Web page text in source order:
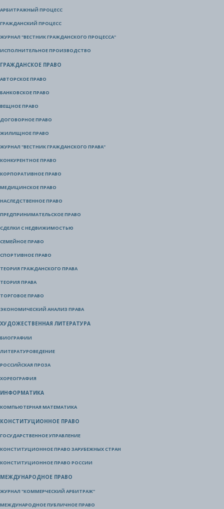
АРБИТРАЖНЫЙ ПРОЦЕСС
ГРАЖДАНСКИЙ ПРОЦЕСС
ЖУРНАЛ "ВЕСТНИК ГРАЖДАНСКОГО ПРОЦЕССА"
ИСПОЛНИТЕЛЬНОЕ ПРОИЗВОДСТВО
ГРАЖДАНСКОЕ ПРАВО
АВТОРСКОЕ ПРАВО
БАНКОВСКОЕ ПРАВО
ВЕЩНОЕ ПРАВО
ДОГОВОРНОЕ ПРАВО
ЖИЛИЩНОЕ ПРАВО
ЖУРНАЛ "ВЕСТНИК ГРАЖДАНСКОГО ПРАВА"
КОНКУРЕНТНОЕ ПРАВО
КОРПОРАТИВНОЕ ПРАВО
МЕДИЦИНСКОЕ ПРАВО
НАСЛЕДСТВЕННОЕ ПРАВО
ПРЕДПРИНИМАТЕЛЬСКОЕ ПРАВО
СДЕЛКИ С НЕДВИЖИМОСТЬЮ
СЕМЕЙНОЕ ПРАВО
СПОРТИВНОЕ ПРАВО
ТЕОРИЯ ГРАЖДАНСКОГО ПРАВА
ТЕОРИЯ ПРАВА
ТОРГОВОЕ ПРАВО
ЭКОНОМИЧЕСКИЙ АНАЛИЗ ПРАВА
ХУДОЖЕСТВЕННАЯ ЛИТЕРАТУРА
БИОГРАФИИ
ЛИТЕРАТУРОВЕДЕНИЕ
РОССИЙСКАЯ ПРОЗА
ХОРЕОГРАФИЯ
ИНФОРМАТИКА
КОМПЬЮТЕРНАЯ МАТЕМАТИКА
КОНСТИТУЦИОННОЕ ПРАВО
ГОСУДАРСТВЕННОЕ УПРАВЛЕНИЕ
КОНСТИТУЦИОННОЕ ПРАВО ЗАРУБЕЖНЫХ СТРАН
КОНСТИТУЦИОННОЕ ПРАВО РОССИИ
МЕЖДУНАРОДНОЕ ПРАВО
ЖУРНАЛ "КОММЕРЧЕСКИЙ АРБИТРАЖ"
МЕЖДУНАРОДНОЕ ПУБЛИЧНОЕ ПРАВО